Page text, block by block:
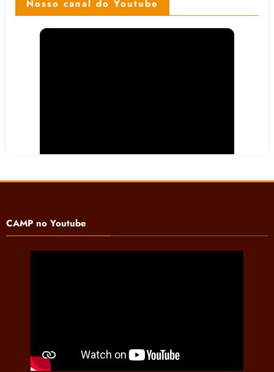
Nosso canal do Youtube
CAMP no Youtube